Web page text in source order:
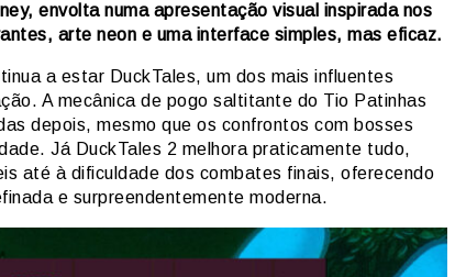
envolta numa apresentação visual inspirada nos
arte neon e uma interface simples, mas eficaz.
a estar DuckTales, um dos mais influentes
A mecânica de pogo saltitante do Tio Patinhas
depois, mesmo que os confrontos com bosses
Já DuckTales 2 melhora praticamente tudo,
até à dificuldade dos combates finais, oferecendo
e surpreendentemente moderna.